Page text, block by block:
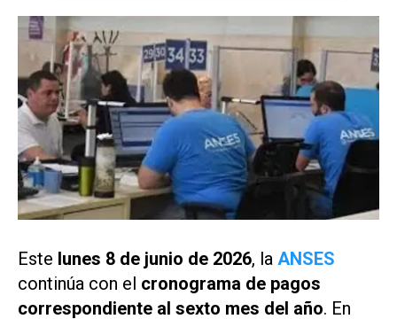
Este lunes 8 de junio de 2026, la ANSES
continúa con el cronograma de pagos
correspondiente al sexto mes del año. En